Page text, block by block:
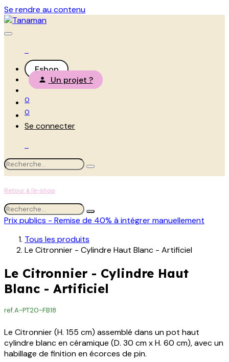
Se rendre au contenu
Eshop
Un projet ?
0
0
Se connecter
Retour à l'e-shop
Prix publics - Remise de 40% à intégrer manuellement
Tous les produits
Le Citronnier - Cylindre Haut Blanc - Artificiel
Le Citronnier - Cylindre Haut
Blanc - Artificiel
ref.A-PT20-FB18
Le Citronnier (H. 155 cm) assemblé dans un pot haut
cylindre blanc en céramique (D. 30 cm x H. 60 cm), avec un
habillage de finition en écorces de pin.